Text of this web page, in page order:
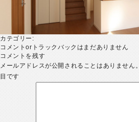
カテゴリー:
コメントorトラックバックはまだありません
コメントを残す
メールアドレスが公開されることはありません。
目です